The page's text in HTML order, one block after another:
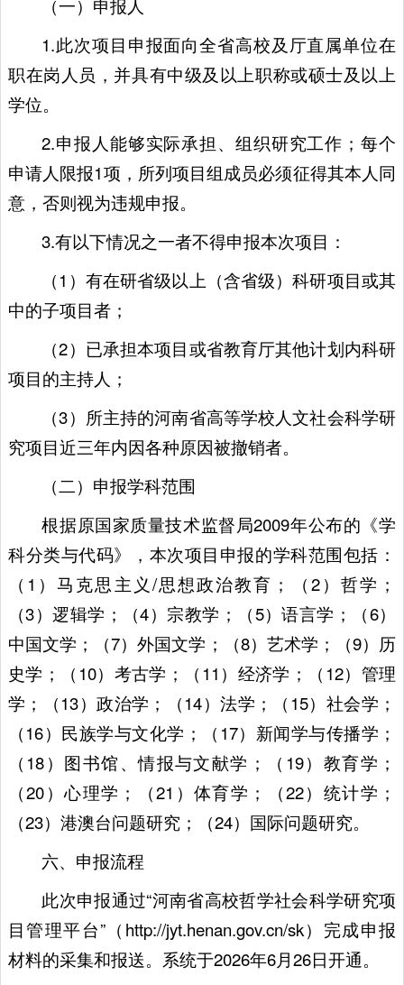
（一）申报人
1.此次项目申报面向全省高校及厅直属单位在
职在岗人员，并具有中级及以上职称或硕士及以上
学位。
2.申报人能够实际承担、组织研究工作；每个
申请人限报1项，所列项目组成员必须征得其本人同
意，否则视为违规申报。
3.有以下情况之一者不得申报本次项目：
（1）有在研省级以上（含省级）科研项目或其
中的子项目者；
（2）已承担本项目或省教育厅其他计划内科研
项目的主持人；
（3）所主持的河南省高等学校人文社会科学研
究项目近三年内因各种原因被撤销者。
（二）申报学科范围
根据原国家质量技术监督局2009年公布的《学
科分类与代码》，本次项目申报的学科范围包括：
（1）马克思主义/思想政治教育；（2）哲学；
（3）逻辑学；（4）宗教学；（5）语言学；（6）
中国文学；（7）外国文学；（8）艺术学；（9）历
史学；（10）考古学；（11）经济学；（12）管理
学；（13）政治学；（14）法学；（15）社会学；
（16）民族学与文化学；（17）新闻学与传播学；
（18）图书馆、情报与文献学；（19）教育学；
（20）心理学；（21）体育学；（22）统计学；
（23）港澳台问题研究；（24）国际问题研究。
六、申报流程
此次申报通过“河南省高校哲学社会科学研究项
目管理平台”（http://jyt.henan.gov.cn/sk）完成申报
材料的采集和报送。系统于2026年6月26日开通。